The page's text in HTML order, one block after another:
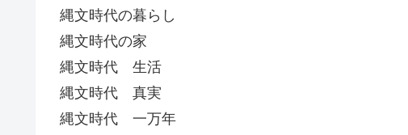
縄文時代の暮らし
縄文時代の家
縄文時代 生活
縄文時代 真実
縄文時代 一万年